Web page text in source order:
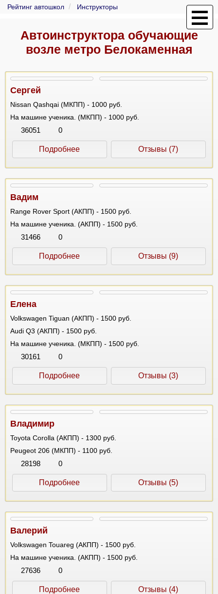
Рейтинг автошкол Инструкторы
Автоинструктора обучающие
возле метро Белокаменная
Сергей
Nissan Qashqai (МКПП) - 1000 руб.
На машине ученика. (МКПП) - 1000 руб.
36051 0
Подробнее Отзывы (7)
Вадим
Range Rover Sport (АКПП) - 1500 руб.
На машине ученика. (АКПП) - 1500 руб.
31466 0
Подробнее Отзывы (9)
Елена
Volkswagen Tiguan (АКПП) - 1500 руб.
Audi Q3 (АКПП) - 1500 руб.
На машине ученика. (МКПП) - 1500 руб.
30161 0
Подробнее Отзывы (3)
Владимир
Toyota Corolla (АКПП) - 1300 руб.
Peugeot 206 (МКПП) - 1100 руб.
28198 0
Подробнее Отзывы (5)
Валерий
Volkswagen Touareg (АКПП) - 1500 руб.
На машине ученика. (АКПП) - 1500 руб.
27636 0
Подробнее Отзывы (4)